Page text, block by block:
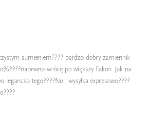
sumieniem???? bardzo dobry zamiennik
wrócę po większy flakon. Jak na
legancko tego????No i wysyłka expresowo????